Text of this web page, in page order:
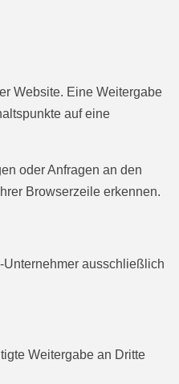
Website. Eine Weitergabe
auf eine
oder Anfragen an den
Browserzeile erkennen.
ausschließlich
Weitergabe an Dritte